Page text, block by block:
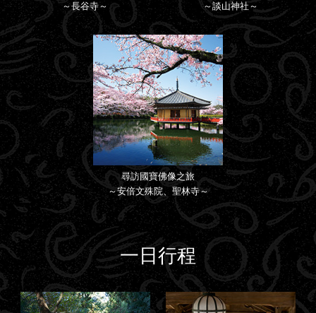
～長谷寺～
～談山神社～
尋訪國寶佛像之旅
～安倍文殊院、聖林寺～
一日行程